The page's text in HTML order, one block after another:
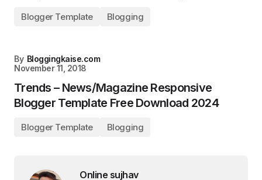
Blogger Template Blogging
By Bloggingkaise.com
November 11, 2018
Trends – News/Magazine Responsive
Blogger Template Free Download 2024
Blogger Template Blogging
Online sujhav